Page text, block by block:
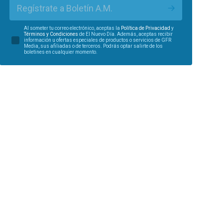
Regístrate a Boletín A.M.
Al someter tu correo electrónico, aceptas la Política de Privacidad y
Términos y Condiciones de El Nuevo Día. Además, aceptas recibir
información u ofertas especiales de productos o servicios de GFR
Media, sus afiliadas o de terceros. Podrás optar salirte de los
boletines en cualquier momento.